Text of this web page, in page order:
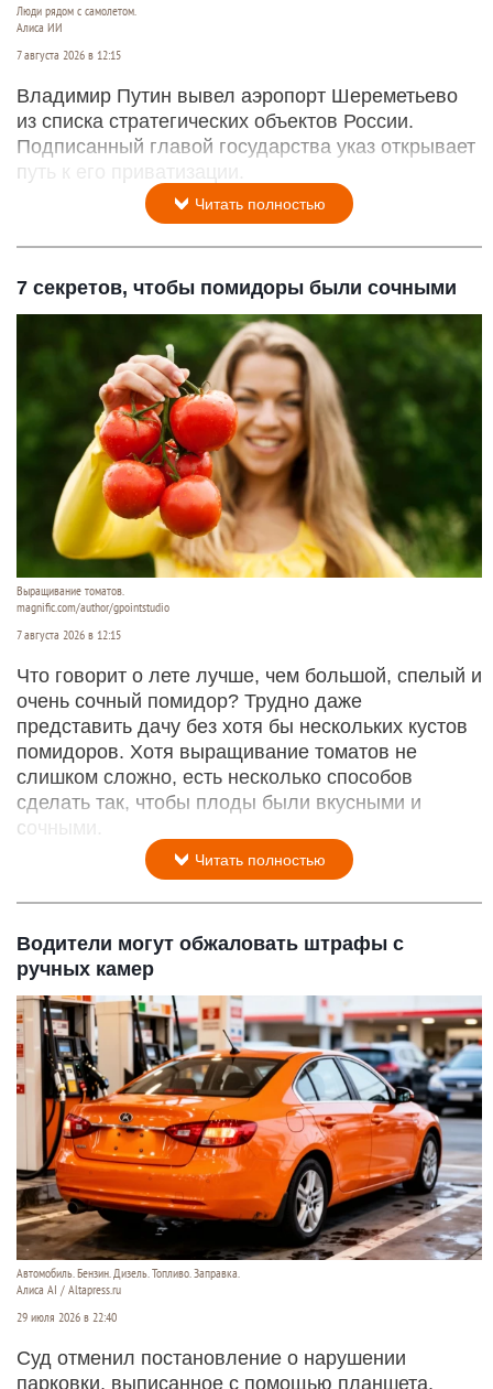
Люди рядом с самолетом.
Алиса ИИ
7 августа 2026 в 12:15
Владимир Путин вывел аэропорт Шереметьево
из списка стратегических объектов России.
Подписанный главой государства указ открывает
путь к его приватизации.
Читать полностью
7 секретов, чтобы помидоры были сочными
Выращивание томатов.
magnific.com/author/gpointstudio
7 августа 2026 в 12:15
Что говорит о лете лучше, чем большой, спелый и
очень сочный помидор? Трудно даже
представить дачу без хотя бы нескольких кустов
помидоров. Хотя выращивание томатов не
слишком сложно, есть несколько способов
сделать так, чтобы плоды были вкусными и
сочными.
Читать полностью
Водители могут обжаловать штрафы с
ручных камер
Автомобиль. Бензин. Дизель. Топливо. Заправка.
Алиса AI / Altapress.ru
29 июля 2026 в 22:40
Суд отменил постановление о нарушении
парковки, выписанное с помощью планшета.